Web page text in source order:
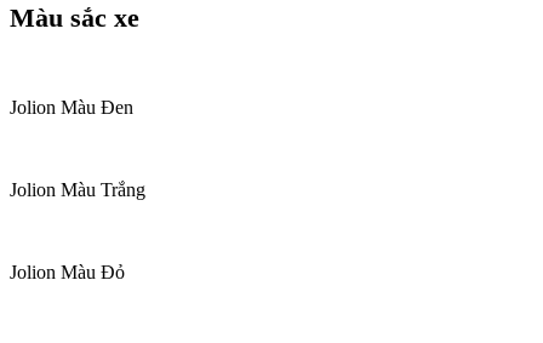
Màu sắc xe
Jolion Màu Đen
Jolion Màu Trắng
Jolion Màu Đỏ